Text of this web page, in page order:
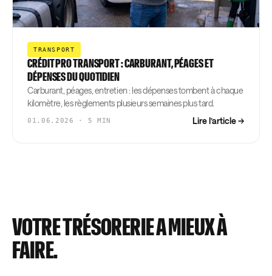
TRANSPORT
CRÉDIT PRO TRANSPORT : CARBURANT, PÉAGES ET
DÉPENSES DU QUOTIDIEN
Carburant, péages, entretien : les dépenses tombent à chaque
kilomètre, les règlements plusieurs semaines plus tard.
01.06.2026 · 5 MIN Lire l’article →
VOTRE TRÉSORERIE A MIEUX À
FAIRE.